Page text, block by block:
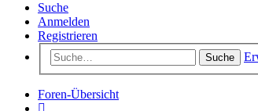
Suche
Anmelden
Registrieren
Suche
Foren-Übersicht